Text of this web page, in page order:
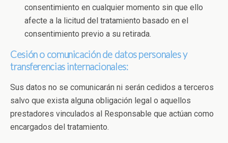
consentimiento en cualquier momento sin que ello
afecte a la licitud del tratamiento basado en el
consentimiento previo a su retirada.
Cesión o comunicación de datos personales y
transferencias internacionales:
Sus datos no se comunicarán ni serán cedidos a terceros
salvo que exista alguna obligación legal o aquellos
prestadores vinculados al Responsable que actúan como
encargados del tratamiento.